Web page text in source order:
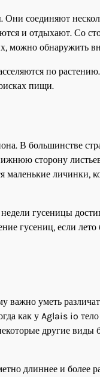
Они соединяют
и отдыхают. Со
можно обнаружить
по
пищи.
В большинстве
сторону
маленькие личинки,
гусеницы
гусениц, если
важно уметь
как у Aglais io
другие
длиннее и более